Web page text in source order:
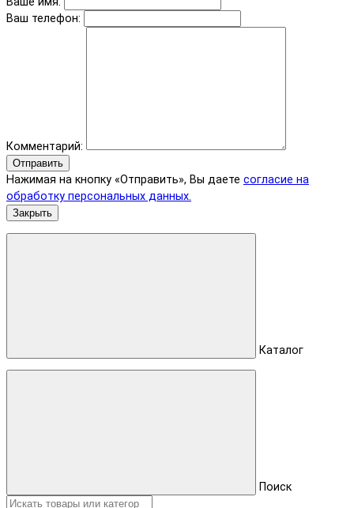
Ваш телефон:
Комментарий:
Отправить
Нажимая на кнопку «Отправить», Вы даете согласие на
обработку персональных данных.
Закрыть
Каталог
Поиск